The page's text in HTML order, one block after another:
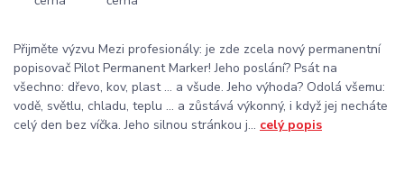
Přijměte výzvu Mezi profesionály: je zde zcela nový permanentní
popisovač Pilot Permanent Marker! Jeho poslání? Psát na
všechno: dřevo, kov, plast ... a všude. Jeho výhoda? Odolá všemu:
vodě, světlu, chladu, teplu ... a zůstává výkonný, i když jej necháte
celý den bez víčka. Jeho silnou stránkou j... celý popis